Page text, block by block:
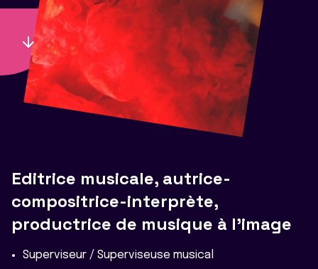
Editrice musicale, autrice-
compositrice-interprète,
productrice de musique à l'image
Superviseur / Superviseuse musical